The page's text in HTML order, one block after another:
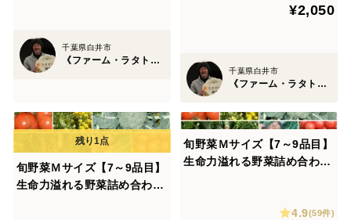
千葉県白井市
《ファーム・ラタトゥィユ》たきざわ農園
¥2,050
千葉県白井市
《ファーム・ラタトゥィユ》たきざわ農園
旬野菜Ｍサイズ【7～9品目】
生命力溢れる野菜詰め合わせ
旬野菜Ｍサイズ【7～9品目】
生命力溢れる野菜詰め合わせ
4.9(59件)